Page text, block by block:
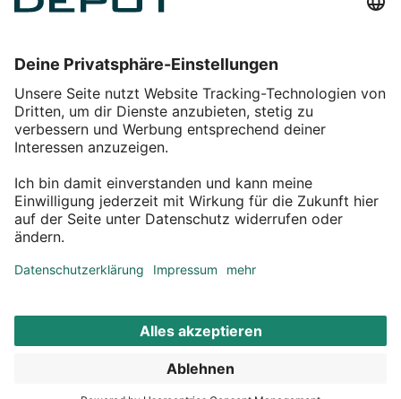
Service
Über DEPOT
Kontakt
Aktionsbedingungen